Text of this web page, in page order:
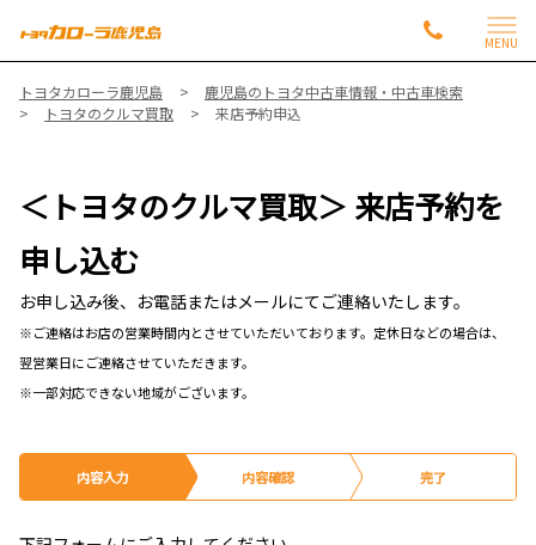
MENU
トヨタカローラ鹿児島
鹿児島のトヨタ中古車情報・中古車検索
トヨタのクルマ買取
来店予約申込
＜トヨタのクルマ買取＞ 来店予約を
申し込む
お申し込み後、お電話またはメールにてご連絡いたします。
※ご連絡はお店の営業時間内とさせていただいております。定休日などの場合は、
翌営業日にご連絡させていただきます。
※一部対応できない地域がございます。
内容入力 内容確認 完了